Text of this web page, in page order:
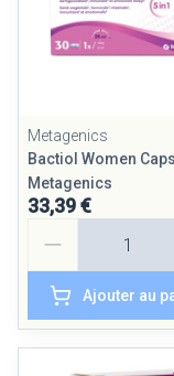
Metagenics
Bactiol Women
Metagenics
33,39 €
Ajouter au